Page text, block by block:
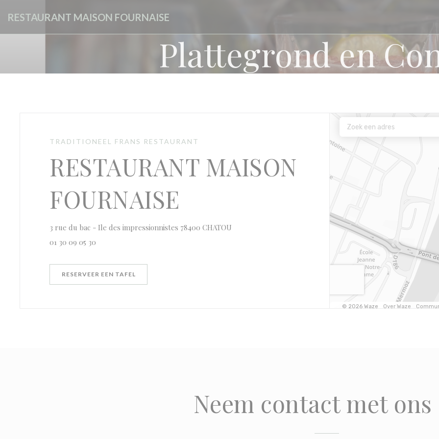
RESTAURANT MAISON FOURNAISE
Plattegrond en
TRADITIONEEL FRANS RESTAURANT
RESTAURANT MAISON
FOURNAISE
3 rue du bac - Ile des impressionnistes 78400 CHATOU ((opent in een nieuw venster))
01 30 09 05 30
RESERVEER EEN TAFEL
Neem contact met ons